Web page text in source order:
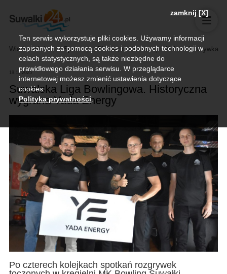
Wiadomości Sport Biznes, rolnictwo Kultura i rozrywka
19.11.2025
Suwalska Liga Bowlingowa. Historyczna
wygrana Yada Energy
Po czterech kolejkach spotkań rozgrywek
zamknij [X]
Ten serwis wykorzystuje pliki cookies. Używamy informacji
zapisanych za pomocą cookies i podobnych technologii w
celach statystycznych, są także niezbędne do
prawidłowego działania serwisu. W przeglądarce
internetowej możesz zmienić ustawienia dotyczące
cookies.
Polityka prywatności.